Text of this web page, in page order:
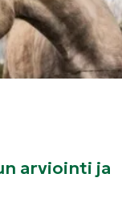
arviointi ja